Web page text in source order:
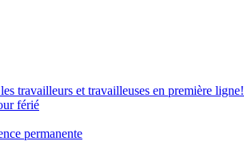
travailleurs et travailleuses en première ligne!
férié
permanente